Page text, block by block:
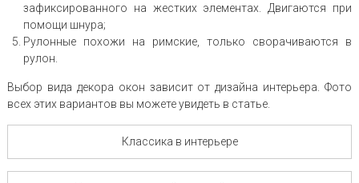
зафиксированного на жестких элементах. Двигаются при
помощи шнура;
Рулонные похожи на римские, только сворачиваются в
рулон.
Выбор вида декора окон зависит от дизайна интерьера. Фото
всех этих вариантов вы можете увидеть в статье.
Классика в интерьере